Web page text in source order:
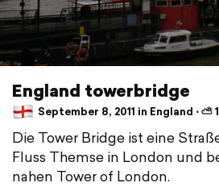
England towerbridge
September 8, 2011 in England ⋅ ⛅
Die Tower Bridge ist eine
Fluss Themse in London und
nahen Tower of London.